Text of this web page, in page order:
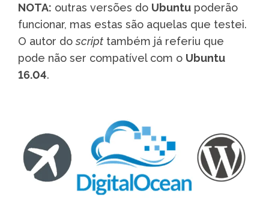
NOTA: outras versões do Ubuntu poderão
funcionar, mas estas são aquelas que testei.
O autor doscript também já referiu que
pode não ser compatível com o Ubuntu
16.04.